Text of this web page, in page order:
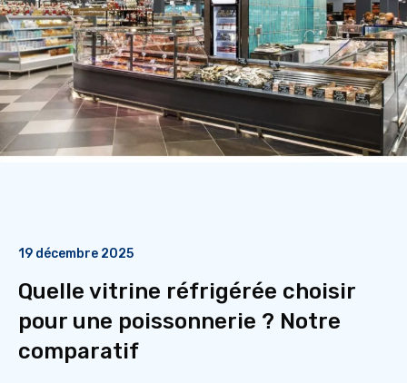
19 décembre 2025
Quelle vitrine réfrigérée choisir
pour une poissonnerie ? Notre
comparatif